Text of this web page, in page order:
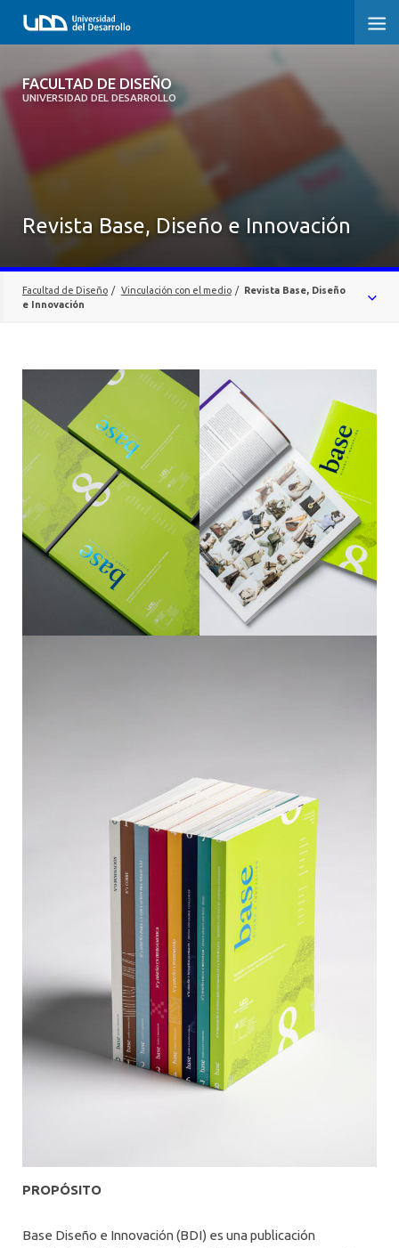
FACULTAD DE DISEÑO
UNIVERSIDAD DEL DESARROLLO
FACULTAD DE DISEÑO
AGENDA
Revista Base, Diseño e Innovación
Facultad de Diseño / Vinculación con el medio / Revista Base, Diseño
e Innovación
REVISTA BASE, DISEÑO E INNOVACIÓN
PROPÓSITO
Base Diseño e Innovación (BDI) es una publicación